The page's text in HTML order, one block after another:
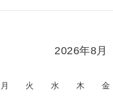
2026年8月
月 火 水 木 金